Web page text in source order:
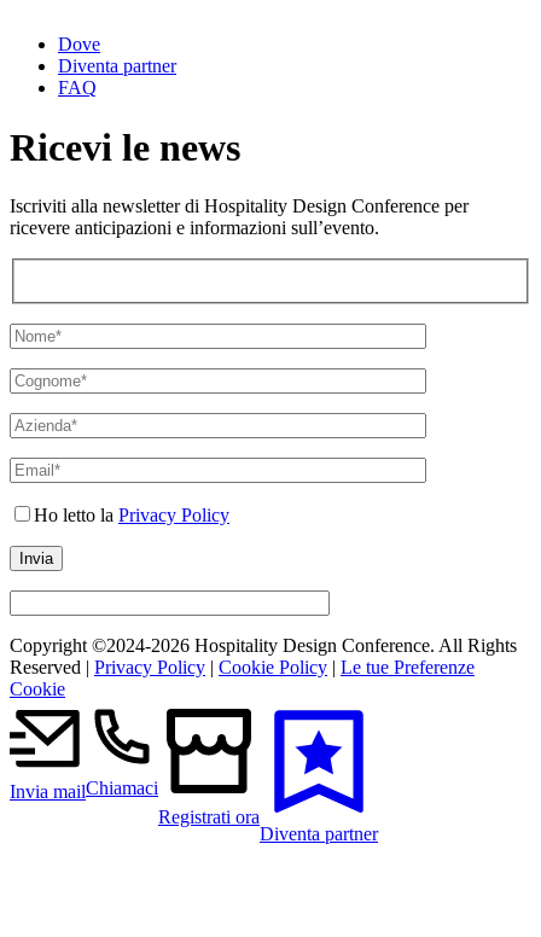
Dove
Diventa partner
FAQ
Ricevi le news
Iscriviti alla newsletter di Hospitality Design Conference per
ricevere anticipazioni e informazioni sull’evento.
Ho letto la Privacy Policy
Copyright ©2024-2026 Hospitality Design Conference. All Rights
Reserved | Privacy Policy | Cookie Policy | Le tue Preferenze
Cookie
Invia mailChiamaci
Registrati ora
Diventa partner